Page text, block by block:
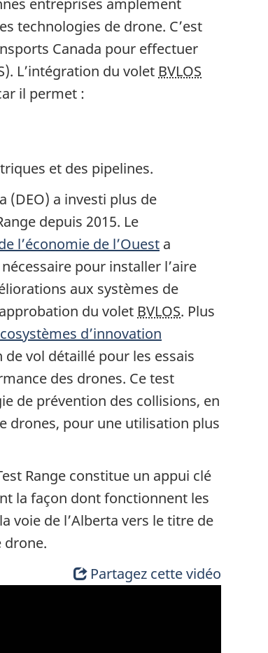
technologies de drone. C’est
Canada pour effectuer
L’intégration du volet BVLOS
il permet :
et des pipelines.
(DEO) a investi plus de
depuis 2015. Le
l’économie de l’Ouest a
pour installer l’aire
aux systèmes de
du volet BVLOS. Plus
d’innovation
vol détaillé pour les essais
des drones. Ce test
de prévention des collisions, en
drones, pour une utilisation plus
Range constitue un appui clé
la façon dont fonctionnent les
voie de l’Alberta vers le titre de
drone.
Partagez cette vidéo